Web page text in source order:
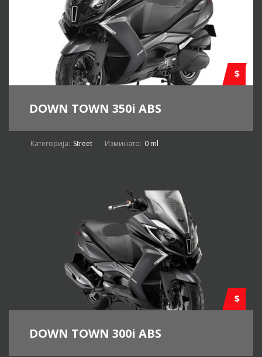
$
DOWN TOWN 350i ABS
Категорија: Street Изминато: 0 ml
$
DOWN TOWN 300i ABS